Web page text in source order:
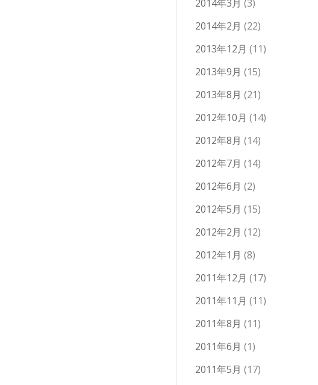
2014年3月 (3)
2014年2月 (22)
2013年12月 (11)
2013年9月 (15)
2013年8月 (21)
2012年10月 (14)
2012年8月 (14)
2012年7月 (14)
2012年6月 (2)
2012年5月 (15)
2012年2月 (12)
2012年1月 (8)
2011年12月 (17)
2011年11月 (11)
2011年8月 (11)
2011年6月 (1)
2011年5月 (17)